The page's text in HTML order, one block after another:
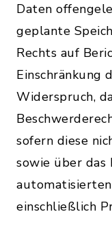
Daten
geplante
Rechts auf
Einschränkung
Widerspruch,
sofern diese
sowie über das
einschließlich